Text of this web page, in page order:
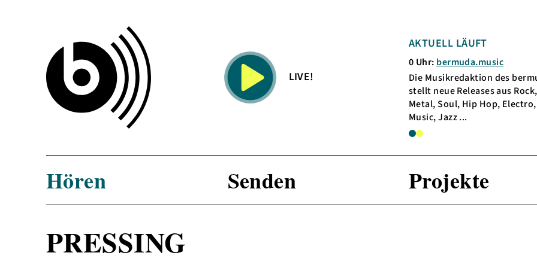
LIVE!
1 Uhr:Bad News Entertainment
DIE Medienkompetenz-Simulations-
Diskussions-Sendung - mit dem Guten
König und dem anderen Moderator.
AKTUELL LÄUFT
0 Uhr:bermuda.music
Die Musikredaktion des
stellt neue Releases aus
Metal, Soul, Hip Hop, Electro,
Music, Jazz ...
Hören Senden Projekte
PRESSING